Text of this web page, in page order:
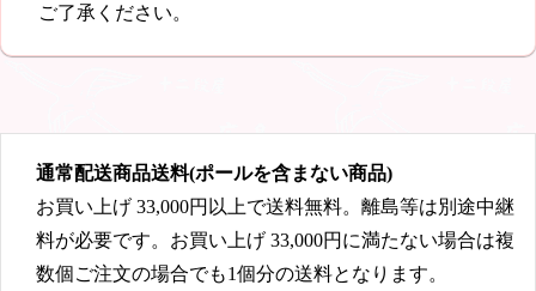
ご了承ください。
通常配送商品送料(ポールを含まない商品)
お買い上げ 33,000円 以上で送料無料。離島等は別途中継
料が必要です。お買い上げ 33,000円 に満たない場合は複
数個ご注文の場合でも1個分の送料となります。